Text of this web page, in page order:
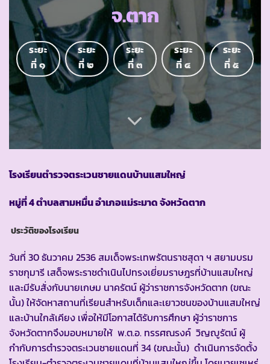
จ.ตาก
ระยะ
ที่ ๑
ระยะ
ที่ ๒
ระยะ
ที่ ๓
ระยะ
ที่ ๔
ระยะ
ที่ ๕
โรงเรียนตำรวจตระเวนชายแดนบ้านแสมใหญ่
หมู่ที่ 4 ตำบลสามหมื่น อำเภอแม่ระมาด จังหวัดตาก
ประวัติของโรงเรียน
วันที่ 30 ธันวาคม 2536 สมเด็จพระเทพรัตนราชสุดา ฯ สยามบรม
ราชกุมารี เสด็จพระราชดำเนินไปทรงเยี่ยมราษฎรที่บ้านแสมใหญ่
และมีรับสั่งกับนายเกษม นาครัตน์ ผู้ว่าราชการจังหวัดตาก (ขณะ
นั้น) ให้จัดหาสถานที่เรียนสำหรับเด็กและเยาวชนของบ้านแสมใหญ่
และบ้านใกล้เคียง เพื่อให้มีโอกาสได้รับการศึกษา ผู้ว่าราชการ
จังหวัดตากจึงมอบหมายให้ พ.ต.อ. ทรรศณรงค์ วิญญูรัตน์ ผู้
กำกับการตำรวจตระเวนชายแดนที่ 34 (ขณะนั้น) ดำเนินการจัดตั้ง